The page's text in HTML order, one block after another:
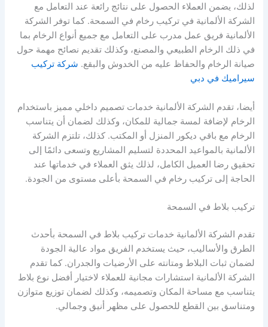
لذلك، يضمن العملاء الحصول على نتائج رائعة عند التعامل مع
الشركة الألمانية في تركيب رخام في السمحة. كما توفر الشركة
الألمانية فريق عمل مدرب على التعامل مع جميع أنواع الرخام بما
في ذلك الرخام الطبيعي والمصنع، وكذلك تقديم نصائح مهمة حول
صيانة الرخام والحفاظ عليه من الخدوش والبقع. شركة تركيب
سيراميك في دبي
أيضا، تقدم الشركة الألمانية خدمات تصميم داخلي مميز باستخدام
الرخام لإضافة لمسة جمالية للمكان، وكذلك لضمان أن يتناسب
الرخام مع باقي ديكور المنزل أو المكتب. كذلك، تلتزم الشركة
الألمانية بالمواعيد المحددة لتسليم المشاريع وتسعى دائمًا إلى
تحقيق رضا العميل الكامل، لذلك يثق العملاء في خدماتها عند
الحاجة إلى تركيب رخام في السمحة بأعلى مستوى من الجودة.
تركيب بلاط في السمحة
تقدم الشركة الألمانية خدمات تركيب بلاط في السمحة بأحدث
الطرق والأساليب، حيث يستخدم الفريق مواد عالية الجودة
لضمان ثبات البلاط ومتانته على الأرضيات والجدران. كما تقدم
الشركة الألمانية استشارات مجانية للعملاء لاختيار أفضل نوع بلاط
يتناسب مع مساحة المكان وتصميمه، وكذلك لضمان توزيع متوازن
ومتناسق بين القطع للحصول على مظهر أنيق وجمالي.